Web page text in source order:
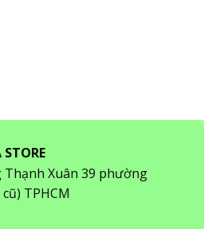
STORE
Xuân 39 phường
TPHCM